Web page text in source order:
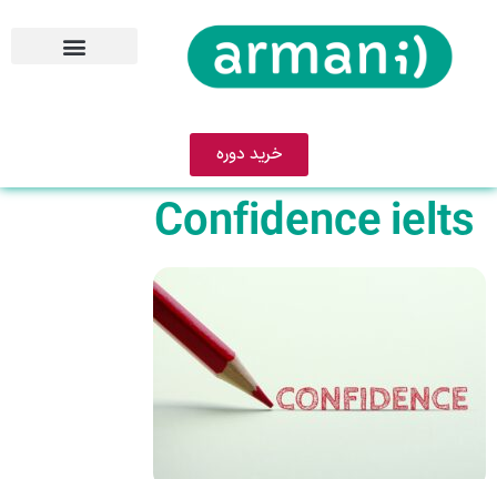
خرید دوره
Confidence ielts